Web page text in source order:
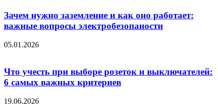
Зачем нужно заземление и как оно работает:
важные вопросы электробезопаности
05.01.2026
Что учесть при выборе розеток и выключателей:
6 самых важных критериев
19.06.2026